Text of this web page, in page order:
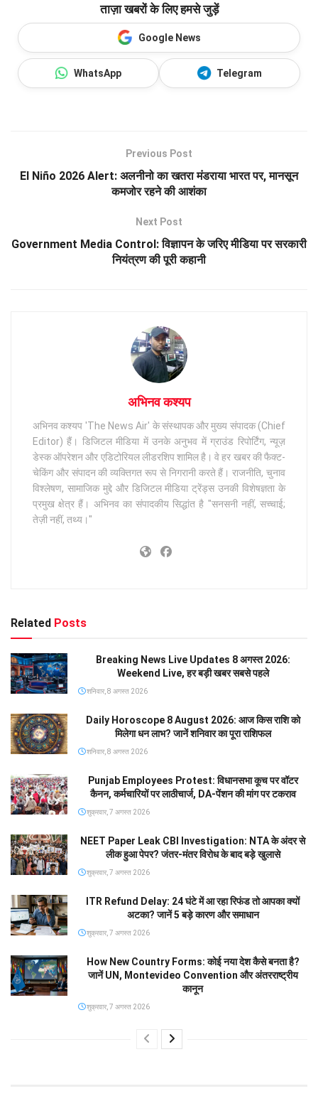
ताज़ा खबरों के लिए हमसे जुड़ें
Google News
WhatsApp Telegram
Previous Post
El Niño 2026 Alert: अलनीनो का खतरा मंडराया भारत पर, मानसून
कमजोर रहने की आशंका
Next Post
Government Media Control: विज्ञापन के जरिए मीडिया पर सरकारी
नियंत्रण की पूरी कहानी
अभिनव कश्यप
अभिनव कश्यप 'The News Air' के संस्थापक और मुख्य संपादक (Chief
Editor) हैं। डिजिटल मीडिया में उनके अनुभव में ग्राउंड रिपोर्टिंग, न्यूज़
डेस्क ऑपरेशन और एडिटोरियल लीडरशिप शामिल है। वे हर खबर की फैक्ट-
चेकिंग और संपादन की व्यक्तिगत रूप से निगरानी करते हैं। राजनीति, चुनाव
विश्लेषण, सामाजिक मुद्दे और डिजिटल मीडिया ट्रेंड्स उनकी विशेषज्ञता के
प्रमुख क्षेत्र हैं। अभिनव का संपादकीय सिद्धांत है "सनसनी नहीं, सच्चाई;
तेज़ी नहीं, तथ्य।"
Related Posts
Breaking News Live Updates 8 अगस्त 2026:
Weekend Live, हर बड़ी खबर सबसे पहले
शनिवार, 8 अगस्त 2026
Daily Horoscope 8 August 2026: आज किस राशि को
मिलेगा धन लाभ? जानें शनिवार का पूरा राशिफल
शनिवार, 8 अगस्त 2026
Punjab Employees Protest: विधानसभा कूच पर वॉटर
कैनन, कर्मचारियों पर लाठीचार्ज, DA-पेंशन की मांग पर टकराव
शुक्रवार, 7 अगस्त 2026
NEET Paper Leak CBI Investigation: NTA के अंदर से
लीक हुआ पेपर? जंतर-मंतर विरोध के बाद बड़े खुलासे
शुक्रवार, 7 अगस्त 2026
ITR Refund Delay: 24 घंटे में आ रहा रिफंड तो आपका क्यों
अटका? जानें 5 बड़े कारण और समाधान
शुक्रवार, 7 अगस्त 2026
How New Country Forms: कोई नया देश कैसे बनता है?
जानें UN, Montevideo Convention और अंतरराष्ट्रीय
कानून
शुक्रवार, 7 अगस्त 2026